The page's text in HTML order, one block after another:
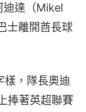
迪達（Mikel
士離開酋長球
樣，隊長奧迪
捧著英超聯賽